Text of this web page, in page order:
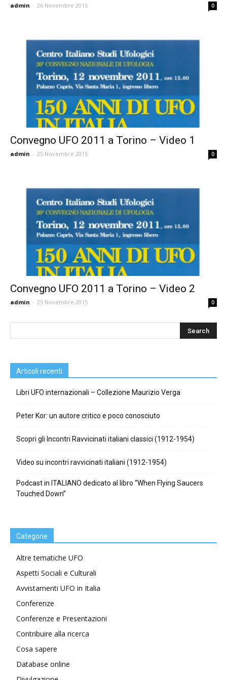
admin - 26 Novembre 2015 0
Convegno UFO 2011 a Torino – Video 1
admin - 25 Novembre 2015 0
Convegno UFO 2011 a Torino – Video 2
admin - 25 Novembre 2015 0
Articoli recenti
Libri UFO internazionali – Collezione Maurizio Verga
Peter Kor: un autore critico e poco conosciuto
Scopri gli Incontri Ravvicinati italiani classici (1912-1954)
Video su incontri ravvicinati italiani (1912-1954)
Podcast in ITALIANO dedicato al libro “When Flying Saucers
Touched Down”
Categorie
Altre tematiche UFO
Aspetti Sociali e Culturali
Avvistamenti UFO in Italia
Conferenze
Conferenze e Presentazioni
Contribuire alla ricerca
Cosa sapere
Database online